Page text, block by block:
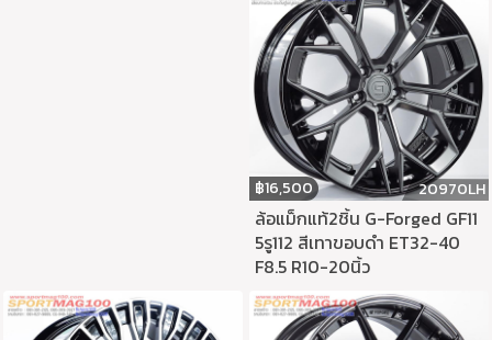
฿16,500 20970LH
ล้อแม็กแท้2ชิ้น G-Forged GF11
5รู112 สีเทาขอบดำ ET32-40
F8.5 R10-20นิ้ว